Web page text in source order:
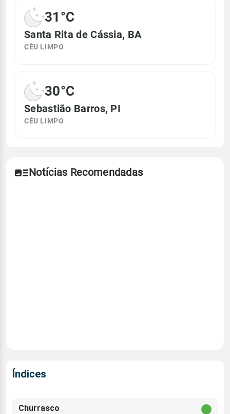
31°C
Santa Rita de Cássia, BA
CÉU LIMPO
30°C
Sebastião Barros, PI
CÉU LIMPO
Notícias Recomendadas
Índices
Churrasco